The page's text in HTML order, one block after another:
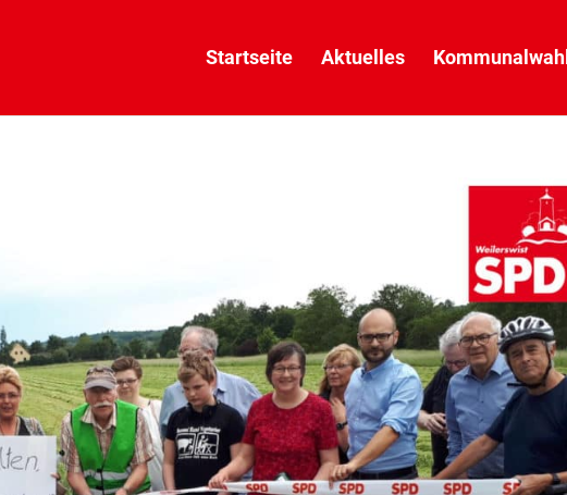
Startseite Aktuelles